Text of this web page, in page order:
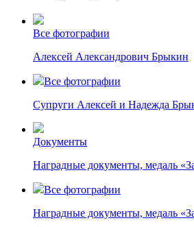
Все фотографии
Алексей Александрович Брыкин
Все фотографии
Супруги Алексей и Надежда
Документы
Наградные документы, медаль
Все фотографии
Наградные документы, медаль